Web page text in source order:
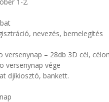
nevezés, bemelegítés
versenynap – 28db 3D cél,
versenynap vége
djíkiosztó, bankett.